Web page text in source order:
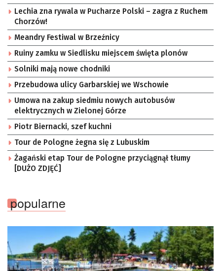
Lechia zna rywala w Pucharze Polski – zagra z Ruchem
Chorzów!
Meandry Festiwal w Brzeźnicy
Ruiny zamku w Siedlisku miejscem święta plonów
Solniki mają nowe chodniki
Przebudowa ulicy Garbarskiej we Wschowie
Umowa na zakup siedmiu nowych autobusów
elektrycznych w Zielonej Górze
Piotr Biernacki, szef kuchni
Tour de Pologne żegna się z Lubuskim
Żagański etap Tour de Pologne przyciągnął tłumy
[DUŻO ZDJĘĆ]
popularne